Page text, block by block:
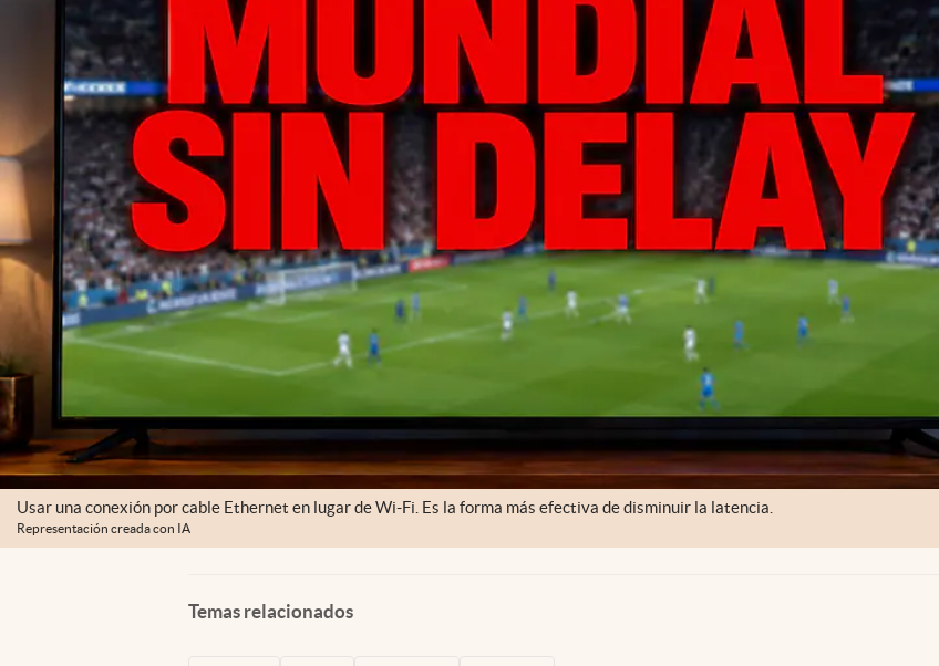
Usar una conexión por cable Ethernet en lugar de Wi-Fi. Es la forma más efectiva de disminuir la latencia.
Representación creada con IA
Temas relacionados